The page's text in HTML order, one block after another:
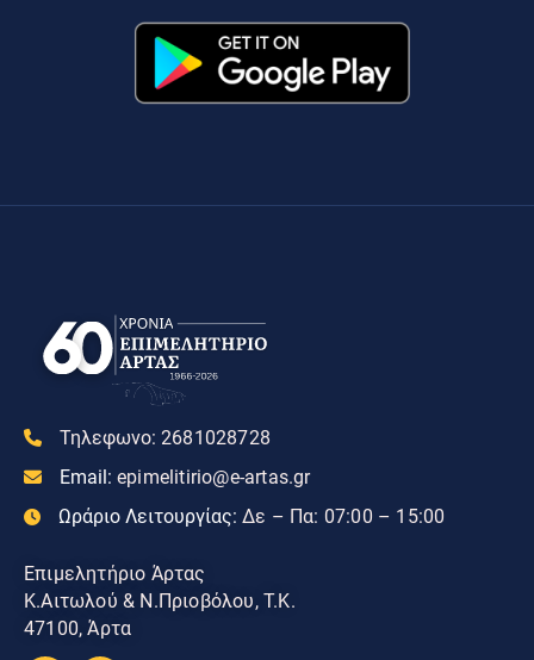
Τηλεφωνο: 2681028728
Email: epimelitirio@e-artas.gr
Ωράριο Λειτουργίας: Δε – Πα: 07:00 – 15:00
Επιμελητήριο Άρτας
Κ.Αιτωλού & Ν.Πριοβόλου, Τ.Κ.
47100, Άρτα